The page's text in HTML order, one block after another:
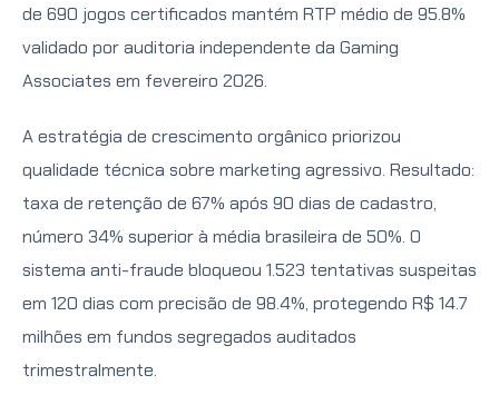
de 690 jogos certificados mantém RTP médio de 95.8%
validado por auditoria independente da Gaming
Associates em fevereiro 2026.
A estratégia de crescimento orgânico priorizou
qualidade técnica sobre marketing agressivo. Resultado:
taxa de retenção de 67% após 90 dias de cadastro,
número 34% superior à média brasileira de 50%. O
sistema anti-fraude bloqueou 1.523 tentativas suspeitas
em 120 dias com precisão de 98.4%, protegendo R$ 14.7
milhões em fundos segregados auditados
trimestralmente.